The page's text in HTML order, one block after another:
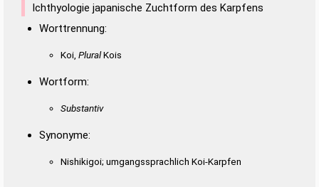
Duden – Standardwerk in 12 Bänden
Ichthyologie japanische Zuchtform des Karpfens
Worttrennung:
Koi, PluralKois
Wortform:
Substantiv
Synonyme:
Nishikigoi; umgangssprachlich Koi-Karpfen